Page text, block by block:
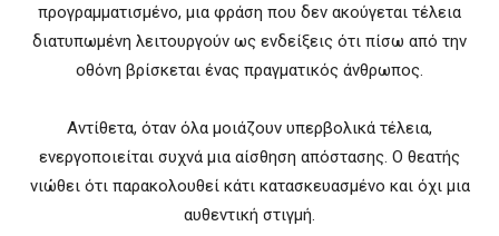
προγραμματισμένο, μια φράση που δεν ακούγεται τέλεια
διατυπωμένη λειτουργούν ως ενδείξεις ότι πίσω από την
οθόνη βρίσκεται ένας πραγματικός άνθρωπος.
Αντίθετα, όταν όλα μοιάζουν υπερβολικά τέλεια,
ενεργοποιείται συχνά μια αίσθηση απόστασης. Ο θεατής
νιώθει ότι παρακολουθεί κάτι κατασκευασμένο και όχι μια
αυθεντική στιγμή.